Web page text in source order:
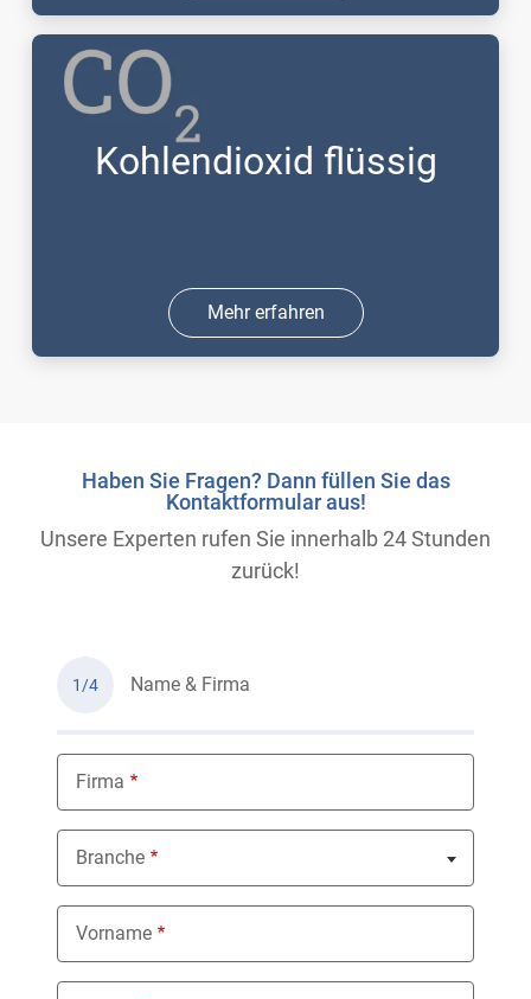
Kohlendioxid flüssig
Mehr erfahren
Haben Sie Fragen? Dann füllen Sie das
Kontaktformular aus!
Unsere Experten rufen Sie innerhalb 24 Stunden
zurück!
1/4 Name & Firma
Firma
Branche
Nothing selected
Vorname